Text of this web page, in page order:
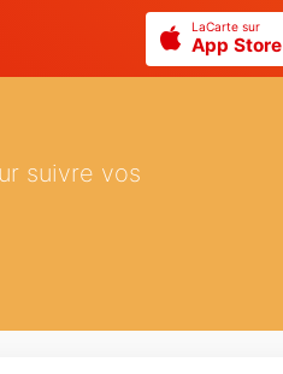
LaCarte sur
App Store
suivre vos